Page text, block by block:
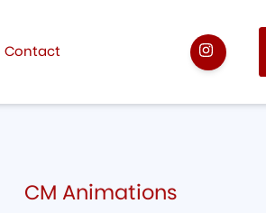
Contact
CM Animations